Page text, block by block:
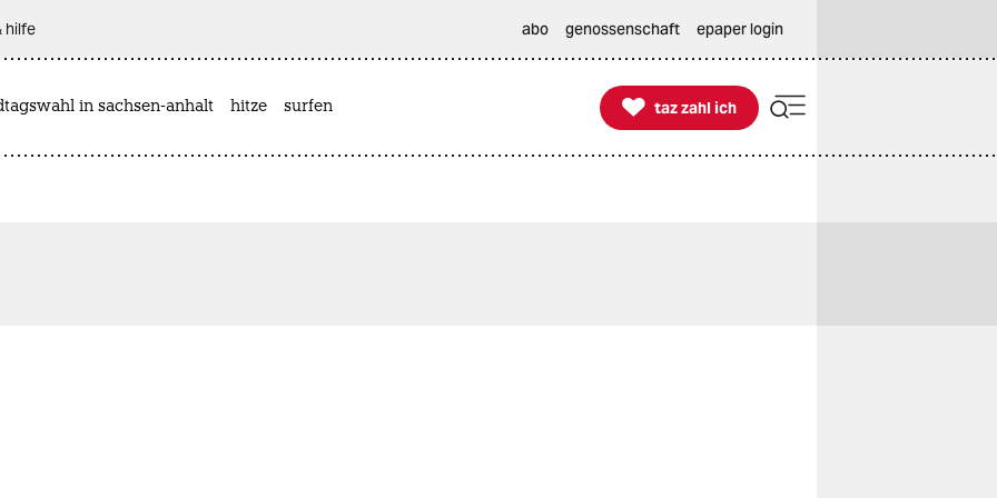
hilfe abo genossenschaft epaper login
in sachsen-anhalt hitze surfen 
taz zahl ich
taz zahl ich